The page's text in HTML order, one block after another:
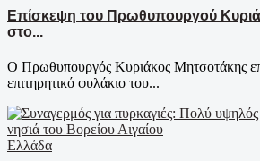
Επίσκεψη του Πρωθυπουργού
στο...
Ο Πρωθυπουργός Κυριάκος Μητσοτάκης
επιτηρητικό φυλάκιο του...
Ελλάδα